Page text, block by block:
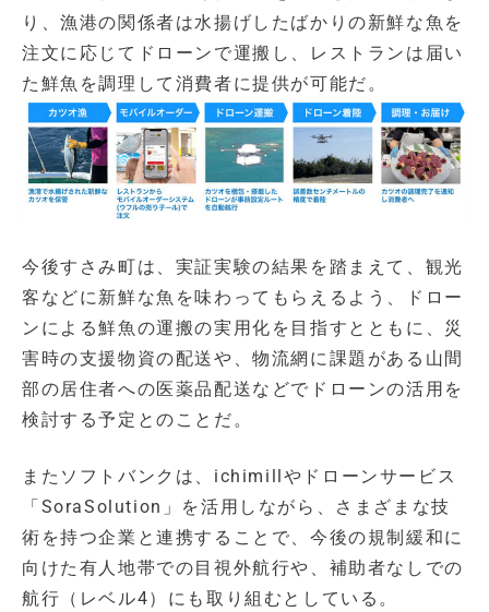
り、漁港の関係者は水揚げしたばかりの新鮮な魚を
注文に応じてドローンで運搬し、レストランは届い
た鮮魚を調理して消費者に提供が可能だ。
今後すさみ町は、実証実験の結果を踏まえて、観光
客などに新鮮な魚を味わってもらえるよう、ドロー
ンによる鮮魚の運搬の実用化を目指すとともに、災
害時の支援物資の配送や、物流網に課題がある山間
部の居住者への医薬品配送などでドローンの活用を
検討する予定とのことだ。
またソフトバンクは、ichimillやドローンサービス
「SoraSolution」を活用しながら、さまざまな技
術を持つ企業と連携することで、今後の規制緩和に
向けた有人地帯での目視外航行や、補助者なしでの
航行（レベル4）にも取り組むとしている。